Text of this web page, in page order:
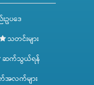
ဥပဒေ
သတင်းများ
ဆက်သွယ်ရန်
အလက်များ